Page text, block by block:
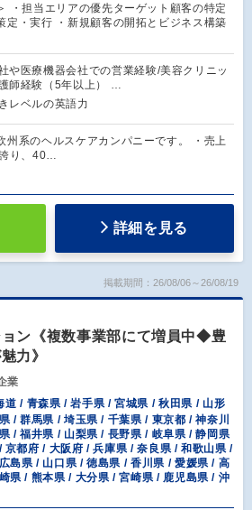
・担当エリアの優先ターゲット顧客の特定
定・実行 ・新規顧客の開拓とビジネス構築
や医療機器会社での営業経験/美容クリニッ
師経験（5年以上） …
レベルの英語力
州系のヘルスケアカンパニーです。 ・売上
り、40…
詳細を見る
掲載期間：26/08/06～26/08/19
ョン《複数事業部にて増員中◆豊
力》
業
道 / 青森県 / 岩手県 / 宮城県 / 秋田県 / 山形
/ 群馬県 / 埼玉県 / 千葉県 / 東京都 / 神奈川
/ 福井県 / 山梨県 / 長野県 / 岐阜県 / 静岡県
都府 / 大阪府 / 兵庫県 / 奈良県 / 和歌山県 /
島県 / 山口県 / 徳島県 / 香川県 / 愛媛県 / 高
県 / 熊本県 / 大分県 / 宮崎県 / 鹿児島県 / 沖